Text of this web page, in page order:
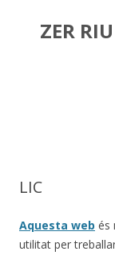
ZER
LIC
Aquesta web és
utilitat per